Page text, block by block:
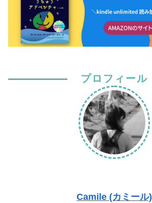
プロフィール
Camile (カミール)